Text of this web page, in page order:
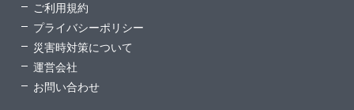
ご利用規約
プライバシーポリシー
災害時対策について
運営会社
お問い合わせ